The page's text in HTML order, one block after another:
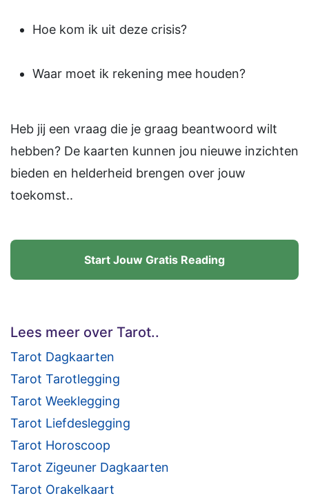
Hoe kom ik uit deze crisis?
Waar moet ik rekening mee houden?
Heb jij een vraag die je graag beantwoord wilt
hebben? De kaarten kunnen jou nieuwe inzichten
bieden en helderheid brengen over jouw
toekomst..
Start Jouw Gratis Reading
Lees meer over Tarot..
Tarot Dagkaarten
Tarot Tarotlegging
Tarot Weeklegging
Tarot Liefdeslegging
Tarot Horoscoop
Tarot Zigeuner Dagkaarten
Tarot Orakelkaart